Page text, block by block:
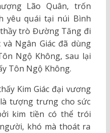
Lão Quân, trốn
yêu quái tại núi Bình
trò Đường Tăng đi
và Ngân Giác đã dùng
Ngộ Không, sau lại
Tôn Ngộ Không.
Kim Giác đại vương
tượng trưng cho sức
kim tiền có thể trói
khó mà thoát ra